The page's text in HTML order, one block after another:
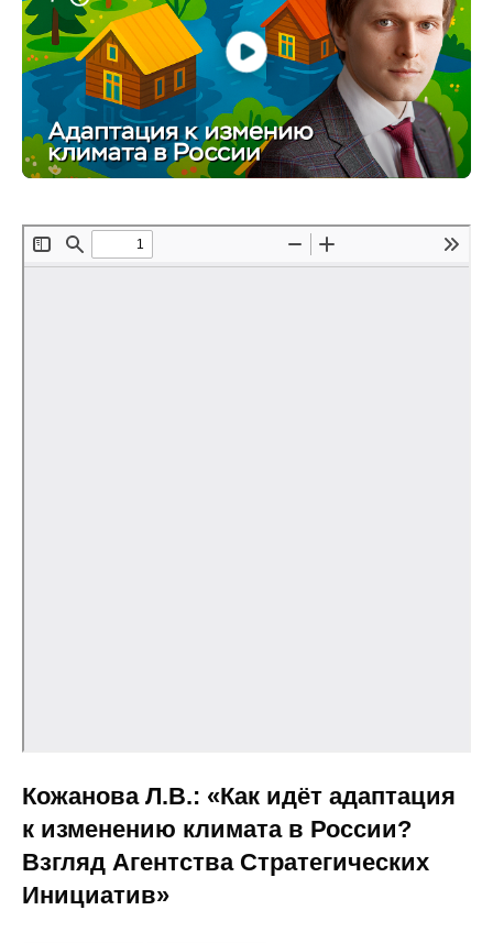
Информация для авторов
Общие требования
Стандарты оформления
О журнале
Inforum
Кожанова Л.В.: «Как идёт адаптация
к изменению климата в России?
Взгляд Агентства Стратегических
Инициатив»